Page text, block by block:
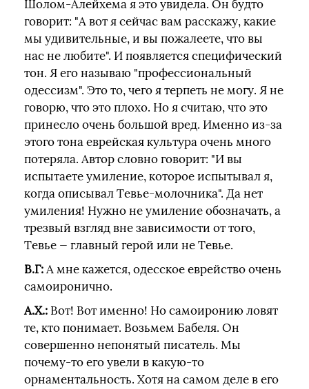
Шолом-Алейхема я это увидела. Он будто
говорит: "А вот я сейчас вам расскажу, какие
мы удивительные, и вы пожалеете, что вы
нас не любите". И появляется специфический
тон. Я его называю "профессиональный
одессизм". Это то, чего я терпеть не могу. Я не
говорю, что это плохо. Но я считаю, что это
принесло очень большой вред. Именно из-за
этого тона еврейская культура очень много
потеряла. Автор словно говорит: "И вы
испытаете умиление, которое испытывал я,
когда описывал Тевье-молочника". Да нет
умиления! Нужно не умиление обозначать, а
трезвый взгляд вне зависимости от того,
Тевье — главный герой или не Тевье.
В.Г:А мне кажется, одесское еврейство очень
самоиронично.
А.Х.: Вот! Вот именно! Но самоиронию ловят
те, кто понимает. Возьмем Бабеля. Он
совершенно непонятый писатель. Мы
почему-то его увели в какую-то
орнаментальность. Хотя на самом деле в его